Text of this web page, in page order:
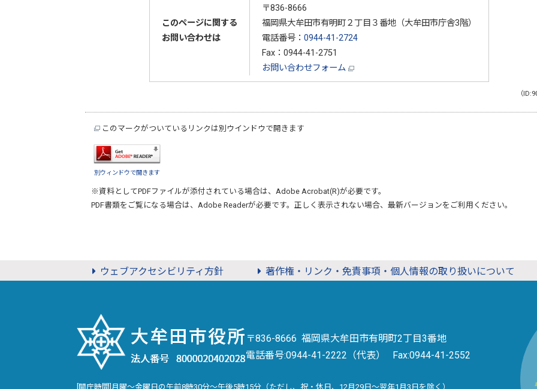
このページに関する
お問い合わせは
〒836-8666
福岡県大牟田市有明町２丁目３番地（大牟田市庁舎3階）
電話番号： 0944-41-2724
Fax：0944-41-2751
お問い合わせフォーム
（
このマークがついているリンクは別ウインドウで開きます
別ウィンドウで開きます
※資料としてPDFファイルが添付されている場合は、 Adobe Acrobat(R)が必要です。
PDF書類をご覧になる場合は、 Adobe Readerが必要です。正しく表示されない場合、最新バージョンをご利用ください。
ウェブアクセシビリティ方針 著作権・リンク・免責事項・個人情報の取り扱いについて
〒836-8666 福岡県大牟田市有明町2丁目3番地
電話番号:0944-41-2222（代表） Fax:0944-41-2552
[開庁時間]月曜～金曜日の午前8時30分～午後5時15分（ただし、祝・休日、12月29日～翌年1月3日を除く）